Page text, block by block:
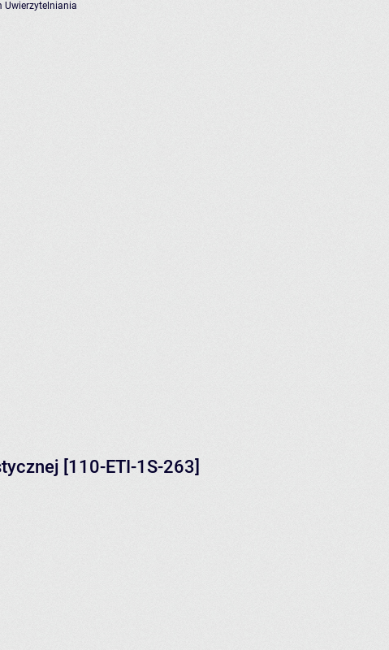
Uwierzytelniania
[110-ETI-1S-263]